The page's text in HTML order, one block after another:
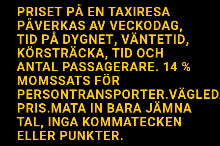
PRISET PÅ EN TAXIRESA
PÅVERKAS AV VECKODAG,
TID PÅ DYGNET, VÄNTETID,
KÖRSTRÄCKA, TID OCH
ANTAL PASSAGERARE. 14 %
MOMSSATS FÖR
PRIS.MATA IN BARA JÄMNA
TAL, INGA KOMMATECKEN
ELLER PUNKTER.